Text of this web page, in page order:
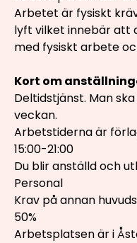
Arbetet är fysiskt
lyft vilket innebär att
med fysiskt arbete
Kort om
Deltidstjänst. Man
veckan.
Arbetstiderna är
15:00-21:00
Du blir anställd och
Personal
Krav på annan
50%
Arbetsplatsen är i